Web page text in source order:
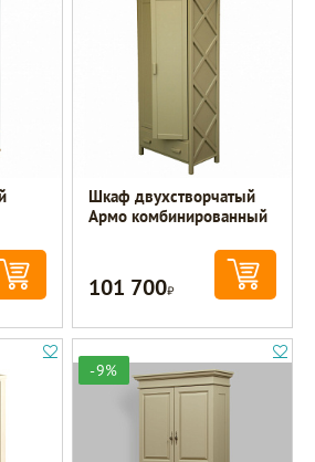
Шкаф двухстворчатый
Армо комбинированный
101 700Р
-9%